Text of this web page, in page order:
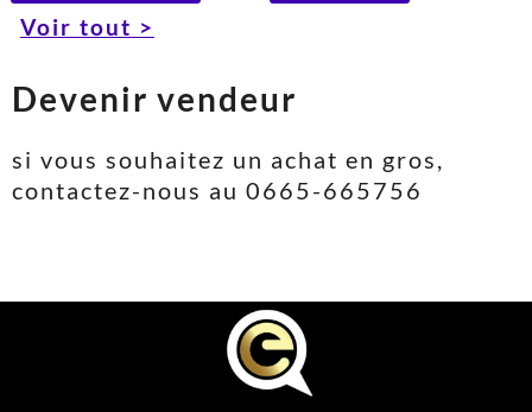
Voir tout >
Devenir vendeur
si vous souhaitez un achat en gros,
contactez-nous au 0665-665756